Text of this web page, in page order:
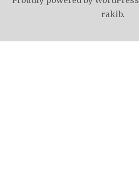
rakib.